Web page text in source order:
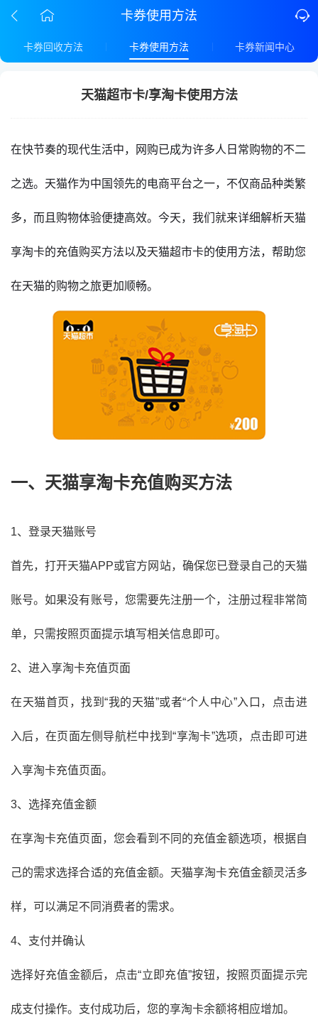
卡券使用方法
卡券回收方法 卡券使用方法 卡券新闻中心
天猫超市卡/享淘卡使用方法
在快节奏的现代生活中，网购已成为许多人日常购物的不二
之选。天猫作为中国领先的电商平台之一，不仅商品种类繁
多，而且购物体验便捷高效。今天，我们就来详细解析天猫
享淘卡的充值购买方法以及天猫超市卡的使用方法，帮助您
在天猫的购物之旅更加顺畅。
一、天猫享淘卡充值购买方法
1、登录天猫账号
首先，打开天猫APP或官方网站，确保您已登录自己的天猫
账号。如果没有账号，您需要先注册一个，注册过程非常简
单，只需按照页面提示填写相关信息即可。
2、进入享淘卡充值页面
在天猫首页，找到“我的天猫”或者“个人中心”入口，点击进
入后，在页面左侧导航栏中找到“享淘卡”选项，点击即可进
入享淘卡充值页面。
3、选择充值金额
在享淘卡充值页面，您会看到不同的充值金额选项，根据自
己的需求选择合适的充值金额。天猫享淘卡充值金额灵活多
样，可以满足不同消费者的需求。
4、支付并确认
选择好充值金额后，点击“立即充值”按钮，按照页面提示完
成支付操作。支付成功后，您的享淘卡余额将相应增加。